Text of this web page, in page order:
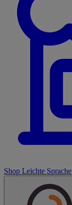
Shop Leichte Sprache